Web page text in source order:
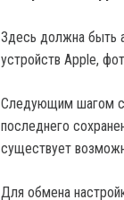
Здесь должна быть
устройств Apple,
Следующим шагом
последнего
существует
Для обмена